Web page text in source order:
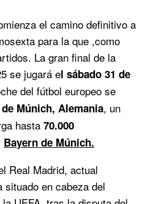
el camino definitivo a
para la que ,como
La gran final de la
se jugará el sábado 31 de
del fútbol europeo se
Múnich, Alemania, un
hasta 70.000
Bayern de Múnich.
Real Madrid, actual
situado en cabeza del